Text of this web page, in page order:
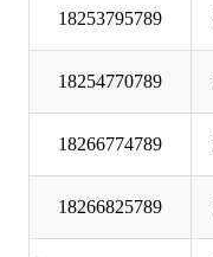
18253795789
18254770789
18266774789
18266825789